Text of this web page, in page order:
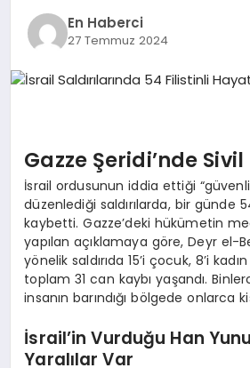
DÜNYA
SIYASET
En Haberci
27 Temmuz 2024
Gazze Şeridi’nde
İsrail ordusunun iddia ettiği
düzenlediği saldırılarda, bir günde
kaybetti. Gazze’deki hükümetin
yapılan açıklamaya göre, Deyr el-
yönelik saldırıda 15’i çocuk, 8’i
toplam 31 can kaybı yaşandı.
insanın barındığı bölgede onlarca
İsrail’in Vurduğu Han
Yaralılar Var